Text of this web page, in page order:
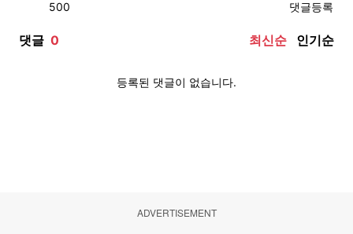
ADVERTISEMENT